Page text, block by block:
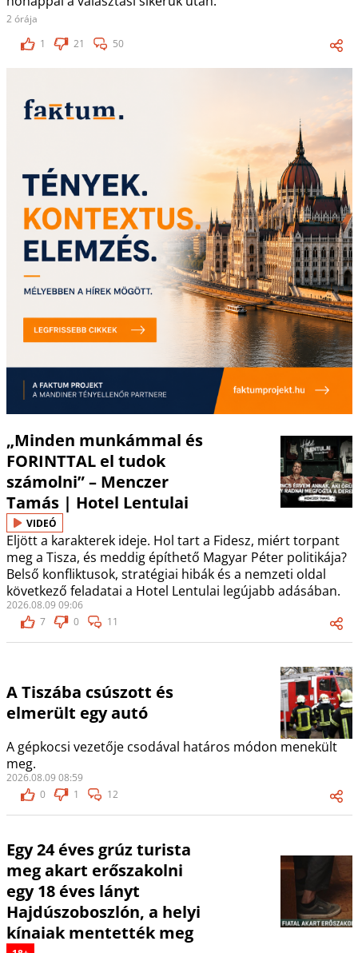
2 órája
1
21 50
„Minden munkámmal és
FORINTTAL el tudok
számolni” – Menczer
Tamás | Hotel Lentulai
VIDEÓ
Eljött a karakterek ideje. Hol tart a Fidesz, miért torpant
meg a Tisza, és meddig építhető Magyar Péter politikája?
Belső konfliktusok, stratégiai hibák és a nemzeti oldal
következő feladatai a Hotel Lentulai legújabb adásában.
2026.08.09 09:06
7
0 11
A Tiszába csúszott és
elmerült egy autó
A gépkocsi vezetője csodával határos módon menekült
meg.
2026.08.09 08:59
0
1 12
Egy 24 éves grúz turista
meg akart erőszakolni
egy 18 éves lányt
Hajdúszoboszlón, a helyi
kínaiak mentették meg